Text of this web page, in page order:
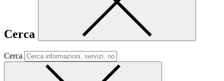
Cerca
Cerca